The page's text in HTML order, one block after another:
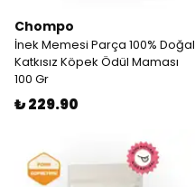
Chompo
İnek Memesi Parça 100% Doğal
Katkısız Köpek Ödül Maması
100 Gr
₺ 229.90